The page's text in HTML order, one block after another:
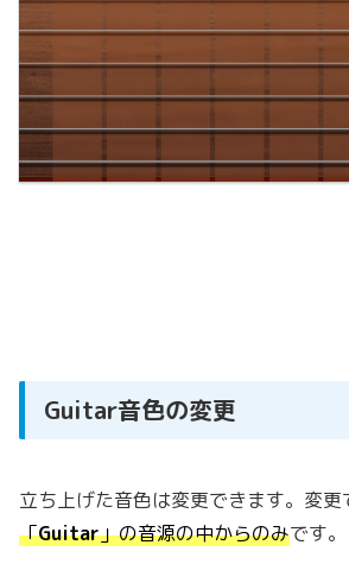
Guitar音色の変更
立ち上げた音色は変更できます。変更
「Guitar」の音源の中からのみです。